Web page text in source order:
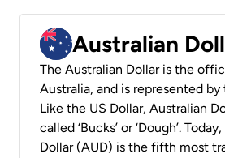
Australian
The Australian Dollar is the
Australia, and is represented by
Like the US Dollar, Australian
called ‘Bucks’ or ‘Dough’.
Dollar (AUD) is the fifth most